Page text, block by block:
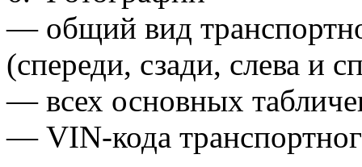
— общий вид
(спереди, сзади, слева и
— всех основных
— VIN-кода